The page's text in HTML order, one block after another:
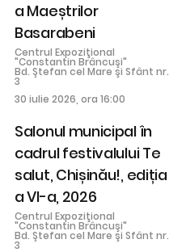
a Maeștrilor
Basarabeni
Centrul Expoziţional
"Constantin Brâncuşi"
Bd. Ştefan cel Mare şi Sfânt nr.
3
30 iulie 2026, ora 16:00
Salonul municipal în
cadrul festivalului Te
salut, Chișinău!, ediția
a VI-a, 2026
Centrul Expoziţional
"Constantin Brâncuşi"
Bd. Ştefan cel Mare şi Sfânt nr.
3